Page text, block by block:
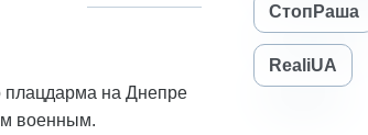
плацдарма на Днепре
военным.
СтопРаша
RealiUA